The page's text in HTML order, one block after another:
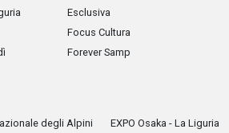
Esclusiva
Focus Cultura
Forever Samp
degli Alpini EXPO Osaka - La Liguria